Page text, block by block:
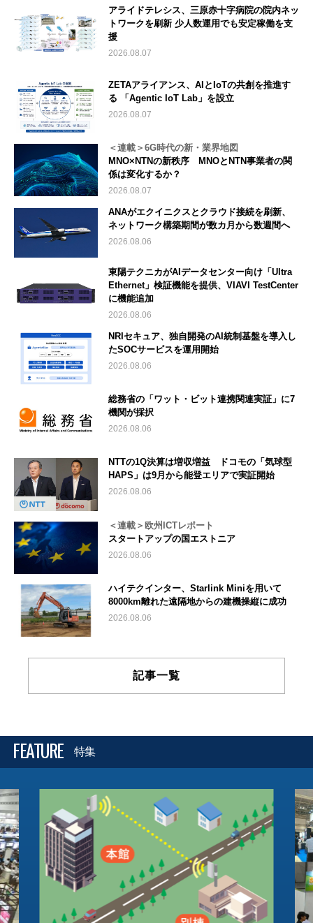
アライドテレシス、三原赤十字病院の院内ネッ
トワークを刷新 少人数運用でも安定稼働を支
援
2026.08.07
ZETAアライアンス、AIとIoTの共創を推進す
る 「Agentic IoT Lab」を設立
2026.08.07
＜連載＞6G時代の新・業界地図
MNO×NTNの新秩序 MNOとNTN事業者の関
係は変化するか？
2026.08.07
ANAがエクイニクスとクラウド接続を刷新、
ネットワーク構築期間が数カ月から数週間へ
2026.08.06
東陽テクニカがAIデータセンター向け「Ultra
Ethernet」検証機能を提供、VIAVI TestCenter
に機能追加
2026.08.06
NRIセキュア、独自開発のAI統制基盤を導入し
たSOCサービスを運用開始
2026.08.06
総務省の「ワット・ビット連携関連実証」に7
機関が採択
2026.08.06
NTTの1Q決算は増収増益 ドコモの「気球型
HAPS」は9月から能登エリアで実証開始
2026.08.06
＜連載＞欧州ICTレポート
スタートアップの国エストニア
2026.08.06
ハイテクインター、Starlink Miniを用いて
8000km離れた遠隔地からの建機操縦に成功
2026.08.06
記事一覧
FEATURE 特集